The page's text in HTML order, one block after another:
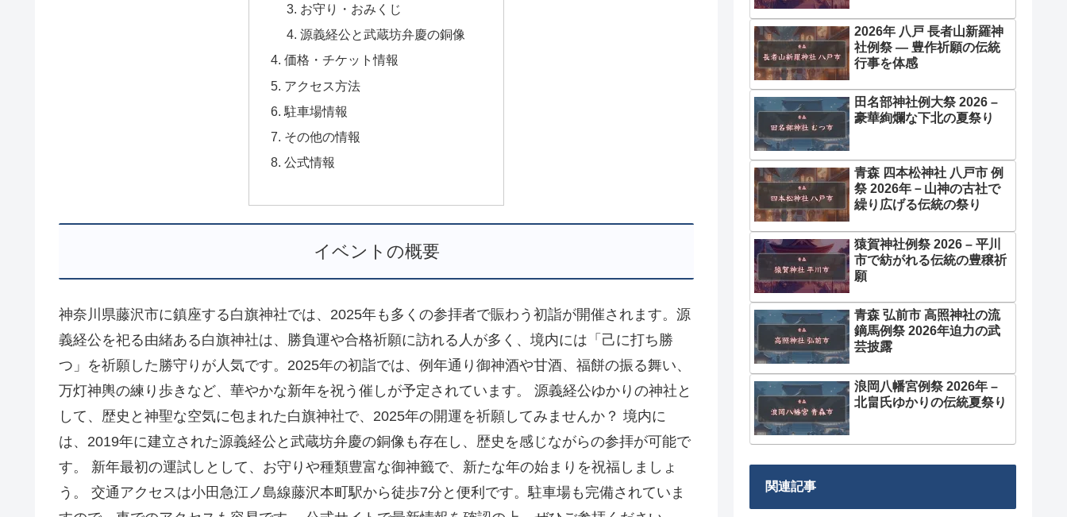
お守り・おみくじ
源義経公と武蔵坊弁慶の銅像
価格・チケット情報
アクセス方法
駐車場情報
その他の情報
公式情報
イベントの概要
神奈川県藤沢市に鎮座する白旗神社では、2025年も多くの参拝者で賑わう初詣が開催されます。源
義経公を祀る由緒ある白旗神社は、勝負運や合格祈願に訪れる人が多く、境内には「己に打ち勝
つ」を祈願した勝守りが人気です。2025年の初詣では、例年通り御神酒や甘酒、福餅の振る舞い、
万灯神輿の練り歩きなど、華やかな新年を祝う催しが予定されています。 源義経公ゆかりの神社と
して、歴史と神聖な空気に包まれた白旗神社で、2025年の開運を祈願してみませんか？ 境内に
は、2019年に建立された源義経公と武蔵坊弁慶の銅像も存在し、歴史を感じながらの参拝が可能で
す。 新年最初の運試しとして、お守りや種類豊富な御神籤で、新たな年の始まりを祝福しましょ
う。 交通アクセスは小田急江ノ島線藤沢本町駅から徒歩7分と便利です。駐車場も完備されていま
2026年 八戸 長者山新羅神
社例祭 ― 豊作祈願の伝統
行事を体感
田名部神社例大祭 2026 –
豪華絢爛な下北の夏祭り
青森 四本松神社 八戸市 例
祭 2026年－山神の古社で
繰り広げる伝統の祭り
猿賀神社例祭 2026 – 平川
市で紡がれる伝統の豊穣祈
願
青森 弘前市 高照神社の流
鏑馬例祭 2026年迫力の武
芸披露
浪岡八幡宮例祭 2026年 –
北畠氏ゆかりの伝統夏祭り
関連記事